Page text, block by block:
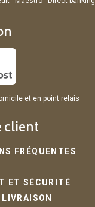
et en point relais
client
FRÉQUENTES
ET SÉCURITÉ